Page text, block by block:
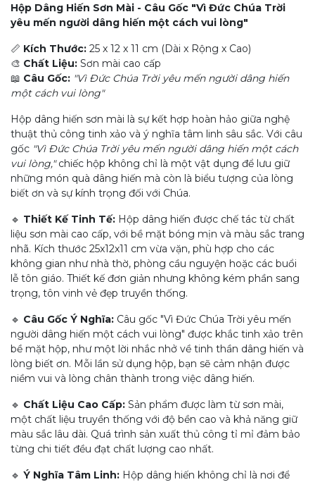
Hộp Dâng Hiến Sơn Mài - Câu Gốc "Vì Đức Chúa Trời
yêu mến người dâng hiến một cách vui lòng"
📏 Kích Thước: 25 x 12 x 11 cm (Dài x Rộng x Cao)
🎨 Chất Liệu: Sơn mài cao cấp
📖 Câu Gốc: "Vì Đức Chúa Trời yêu mến người dâng hiến
một cách vui lòng"
Hộp dâng hiến sơn mài là sự kết hợp hoàn hảo giữa nghệ
thuật thủ công tinh xảo và ý nghĩa tâm linh sâu sắc. Với câu
gốc "Vì Đức Chúa Trời yêu mến người dâng hiến một cách
vui lòng,"chiếc hộp không chỉ là một vật dụng để lưu giữ
những món quà dâng hiến mà còn là biểu tượng của lòng
biết ơn và sự kính trọng đối với Chúa.
🔹 Thiết Kế Tinh Tế: Hộp dâng hiến được chế tác từ chất
liệu sơn mài cao cấp, với bề mặt bóng mịn và màu sắc trang
nhã. Kích thước 25x12x11 cm vừa vặn, phù hợp cho các
không gian như nhà thờ, phòng cầu nguyện hoặc các buổi
lễ tôn giáo. Thiết kế đơn giản nhưng không kém phần sang
trọng, tôn vinh vẻ đẹp truyền thống.
🔹 Câu Gốc Ý Nghĩa: Câu gốc "Vì Đức Chúa Trời yêu mến
người dâng hiến một cách vui lòng" được khắc tinh xảo trên
bề mặt hộp, như một lời nhắc nhở về tinh thần dâng hiến và
lòng biết ơn. Mỗi lần sử dụng hộp, bạn sẽ cảm nhận được
niềm vui và lòng chân thành trong việc dâng hiến.
🔹 Chất Liệu Cao Cấp: Sản phẩm được làm từ sơn mài,
một chất liệu truyền thống với độ bền cao và khả năng giữ
màu sắc lâu dài. Quá trình sản xuất thủ công tỉ mỉ đảm bảo
từng chi tiết đều đạt chất lượng cao nhất.
🔹 Ý Nghĩa Tâm Linh: Hộp dâng hiến không chỉ là nơi để